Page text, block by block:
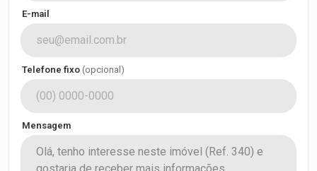
E-mail
Telefone fixo (opcional)
Mensagem